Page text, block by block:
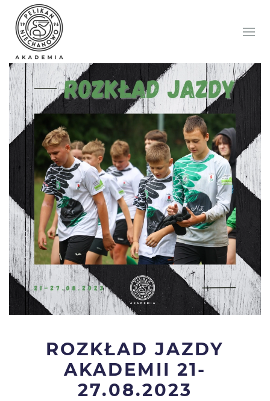
ROZKŁAD JAZDY
AKADEMII 21-
27.08.2023